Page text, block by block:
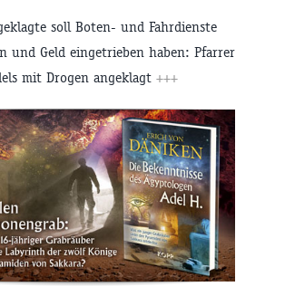
soll Boten- und Fahrdienste
und Geld eingetrieben haben: Pfarrer
mit Drogen angeklagt +++